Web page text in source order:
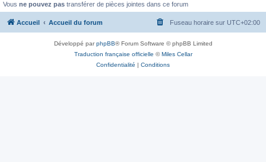
Vous ne pouvez pas transférer de pièces jointes dans ce forum
Accueil Accueil du forum Fuseau horaire sur UTC+02:00
Développé parphpBB® Forum Software © phpBB Limited
Traduction française officielle ©Miles Cellar
Confidentialité | Conditions